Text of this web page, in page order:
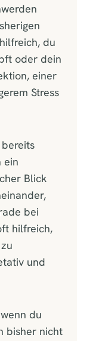
du
oder dein
einer
Stress
ein
Blick
bei
hilfreich,
und
du
bisher nicht